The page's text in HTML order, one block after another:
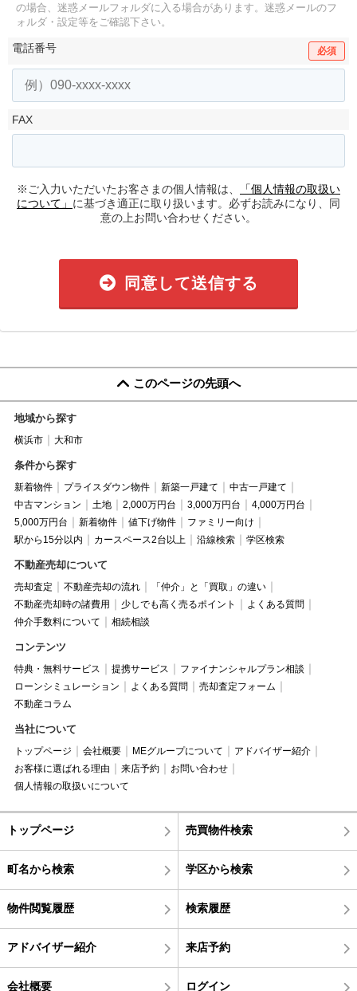
の場合、迷惑メールフォルダに入る場合があります。 迷惑メールのフ
ォルダ・設定等をご確認下さい。
電話番号 必須
FAX
※ご入力いただいたお客さまの個人情報は、
「個人情報の取扱い
について」 に基づき適正に取り扱います。必ずお読みになり、同
意の上お問い合わせください。
同意して送信する
このページの先頭へ
地域から探す
横浜市 大和市
条件から探す
新着物件 プライスダウン物件 新築一戸建て
中古一戸建て
中古マンション
土地 2,000万円台 3,000万円台
4,000万円台
5,000万円台
新着物件 値下げ物件
ファミリー向け
駅から15分以内
カースペース2台以上 沿線検索 学区検索
不動産売却について
売却査定 不動産売却の流れ
「仲介」と「買取」の違い
不動産売却時の諸費用
少しでも高く売るポイント
よくある質問
仲介手数料について
相続相談
コンテンツ
特典・無料サービス 提携サービス
ファイナンシャルプラン相談
ローンシミュレーション
よくある質問
売却査定フォーム
不動産コラム
当社について
トップページ 会社概要 MEグループについて
アドバイザー紹介
お客様に選ばれる理由
来店予約
お問い合わせ
個人情報の取扱いについて
トップページ 売買物件検索
町名から検索 学区から検索
物件閲覧履歴 検索履歴
アドバイザー紹介 来店予約
会社概要 ログイン